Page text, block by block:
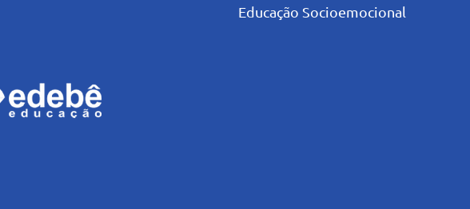
Educação Socioemocional